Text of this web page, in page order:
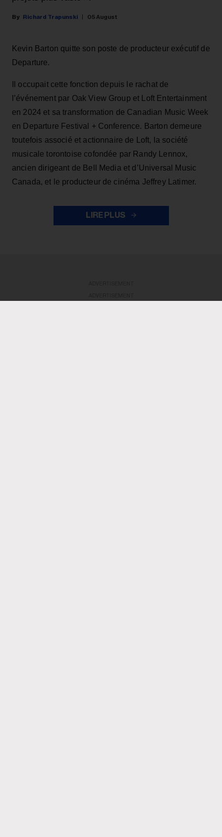
Richard Trapunski 05 August
Kevin Barton quitte son poste de producteur exécutif de
Departure.
Il occupait cette fonction depuis le rachat de
l’événement par Oak View Group et Loft Entertainment
en 2024 et sa transformation de Canadian Music Week
en Departure Festival + Conference. Barton demeure
toutefois associé et actionnaire de Loft, la société
musicale torontoise cofondée par Randy Lennox,
ancien dirigeant de Bell Media et d’Universal Music
Canada, et le producteur de cinéma Jeffrey Latimer.
LIRE PLUS